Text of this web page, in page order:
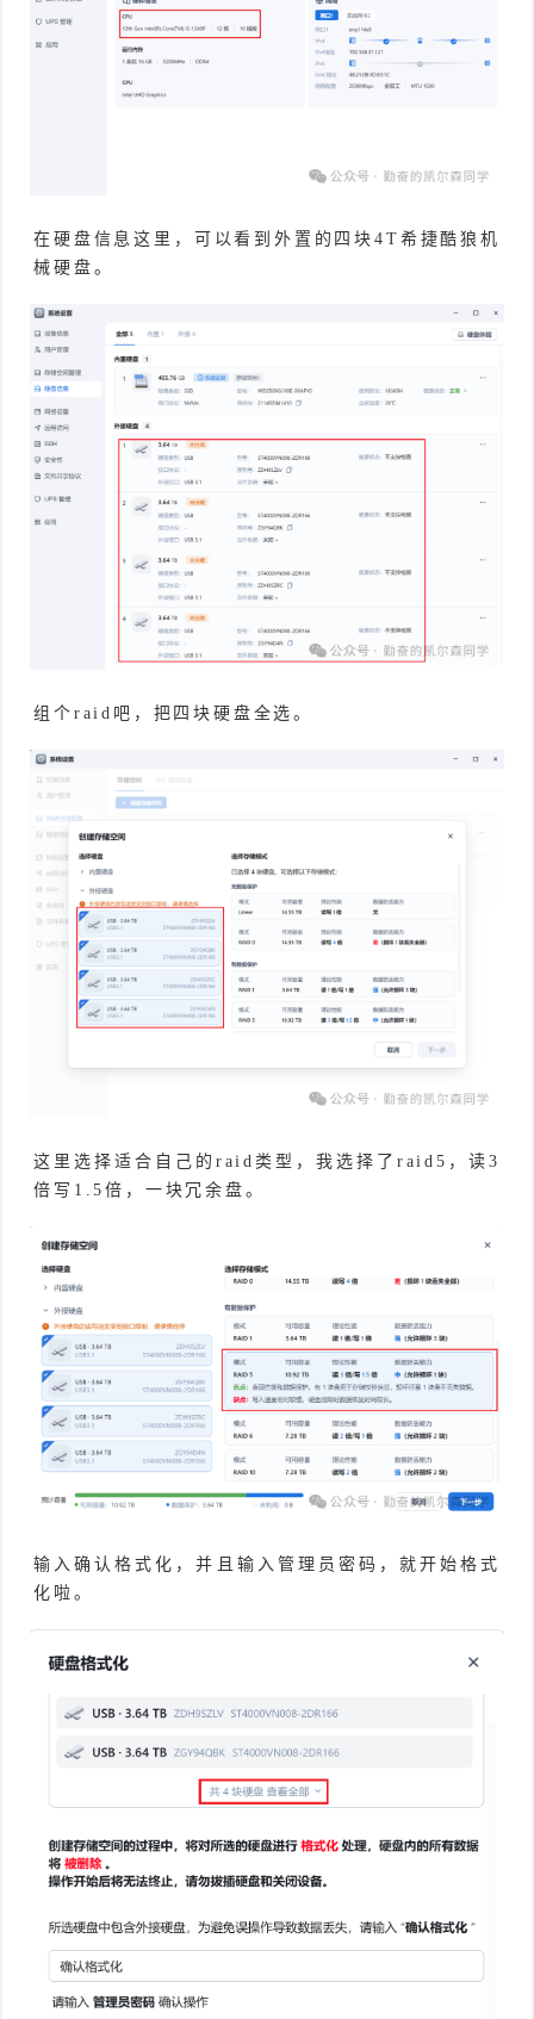
在硬盘信息这里，可以看到外置的四块4T希捷酷狼机
械硬盘。
组个raid吧，把四块硬盘全选。
这里选择适合自己的raid类型，我选择了raid5，读3
倍写1.5倍，一块冗余盘。
输入确认格式化，并且输入管理员密码，就开始格式
化啦。